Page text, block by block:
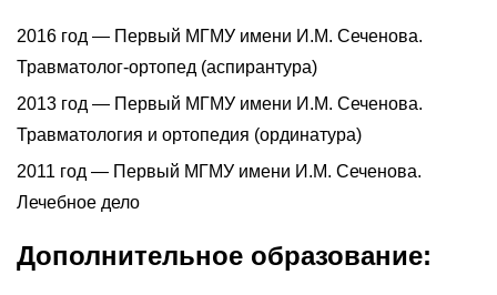
2016 год — Первый МГМУ имени И.М. Сеченова.
Травматолог-ортопед (аспирантура)
2013 год — Первый МГМУ имени И.М. Сеченова.
Травматология и ортопедия (ординатура)
2011 год — Первый МГМУ имени И.М. Сеченова.
Лечебное дело
Дополнительное образование: